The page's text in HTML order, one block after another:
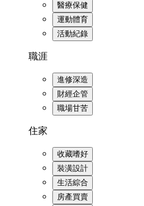
醫療保健
運動體育
活動紀錄
職涯
進修深造
財經企管
職場甘苦
住家
收藏嗜好
裝潢設計
生活綜合
房產買賣